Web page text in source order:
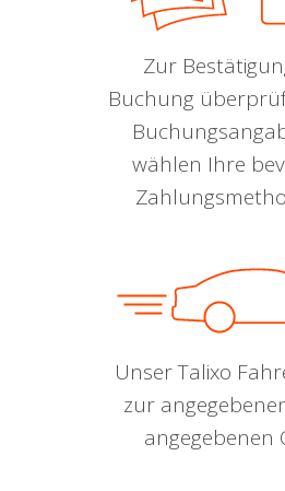
Zur
Buchung
wählen Ihre
Unser Talixo
zur
angegebenen